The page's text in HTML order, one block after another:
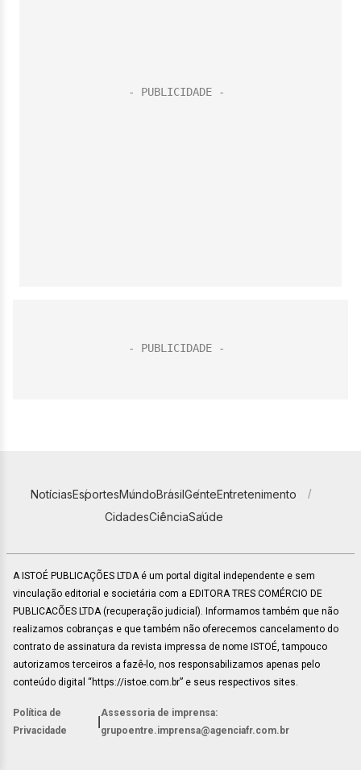
NotíciasEsportesMundoBrasilGenteEntretenimento
CidadesCiênciaSaúde
A ISTOÉ PUBLICAÇÕES LTDA é um portal digital independente e sem
vinculação editorial e societária com a EDITORA TRES COMÉRCIO DE
PUBLICACÕES LTDA (recuperação judicial). Informamos também que não
realizamos cobranças e que também não oferecemos cancelamento do
contrato de assinatura da revista impressa de nome ISTOÉ, tampouco
autorizamos terceiros a fazê-lo, nos responsabilizamos apenas pelo
conteúdo digital “https://istoe.com.br” e seus respectivos sites.
Política de
Privacidade
Assessoria de imprensa:
grupoentre.imprensa@agenciafr.com.br